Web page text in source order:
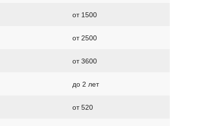
от 1500
от 2500
от 3600
до 2 лет
от 520